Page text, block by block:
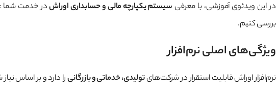
در این ویدئوی آموزشی، با معرفی سیستم یکپارچه مالی و حسابداری اوراشدر خدمت شما
بررسی کنیم.
ویژگی‌های اصلی نرم‌افزار
نرم‌افزار اوراش قابلیت استقرار در شرکت‌هایتولیدی، خدماتی و بازرگانیرا دارد و بر اساس